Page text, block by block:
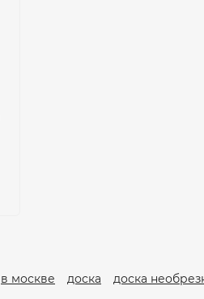
в москве доска доска